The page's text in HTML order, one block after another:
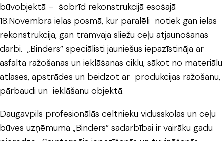
būvobjektā – šobrīd rekonstrukcijā esošajā
18.Novembra ielas posmā, kur paralēli notiek gan ielas
rekonstrukcija, gan tramvaja sliežu ceļu atjaunošanas
darbi. „Binders” speciālisti jauniešus iepazīstināja ar
asfalta ražošanas un ieklāšanas ciklu, sākot no materiālu
atlases, apstrādes un beidzot ar produkcijas ražošanu,
pārbaudi un ieklāšanu objektā.
Daugavpils profesionālās celtnieku vidusskolas un ceļu
būves uzņēmuma „Binders” sadarbībai ir vairāku gadu